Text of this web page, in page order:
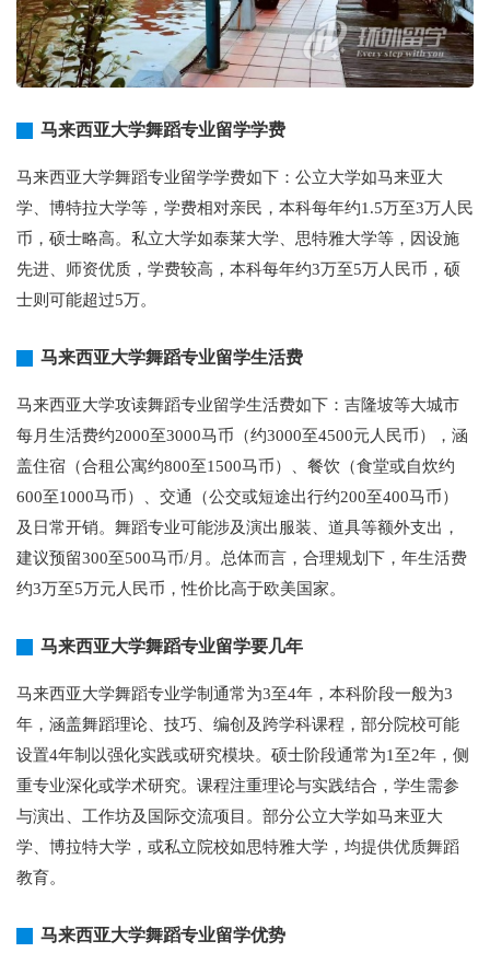
马来西亚大学舞蹈专业留学学费
马来西亚大学舞蹈专业留学学费如下：公立大学如马来亚大
学、博特拉大学等，学费相对亲民，本科每年约1.5万至3万人民
币，硕士略高。私立大学如泰莱大学、思特雅大学等，因设施
先进、师资优质，学费较高，本科每年约3万至5万人民币，硕
士则可能超过5万。
马来西亚大学舞蹈专业留学生活费
马来西亚大学攻读舞蹈专业留学生活费如下：吉隆坡等大城市
每月生活费约2000至3000马币（约3000至4500元人民币），涵
盖住宿（合租公寓约800至1500马币）、餐饮（食堂或自炊约
600至1000马币）、交通（公交或短途出行约200至400马币）
及日常开销。舞蹈专业可能涉及演出服装、道具等额外支出，
建议预留300至500马币/月。总体而言，合理规划下，年生活费
约3万至5万元人民币，性价比高于欧美国家。
马来西亚大学舞蹈专业留学要几年
马来西亚大学舞蹈专业学制通常为3至4年，本科阶段一般为3
年，涵盖舞蹈理论、技巧、编创及跨学科课程，部分院校可能
设置4年制以强化实践或研究模块。硕士阶段通常为1至2年，侧
重专业深化或学术研究。课程注重理论与实践结合，学生需参
与演出、工作坊及国际交流项目。部分公立大学如马来亚大
学、博拉特大学，或私立院校如思特雅大学，均提供优质舞蹈
教育。
马来西亚大学舞蹈专业留学优势